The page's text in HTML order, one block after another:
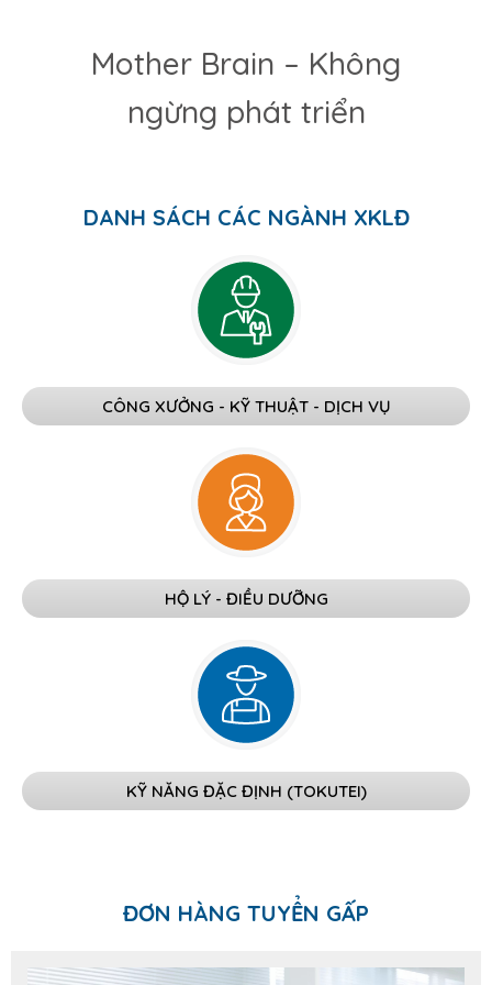
Mother Brain – Không
ngừng phát triển
DANH SÁCH CÁC NGÀNH XKLĐ
CÔNG XƯỞNG - KỸ THUẬT - DỊCH VỤ
HỘ LÝ - ĐIỀU DƯỠNG
KỸ NĂNG ĐẶC ĐỊNH (TOKUTEI)
ĐƠN HÀNG TUYỂN GẤP